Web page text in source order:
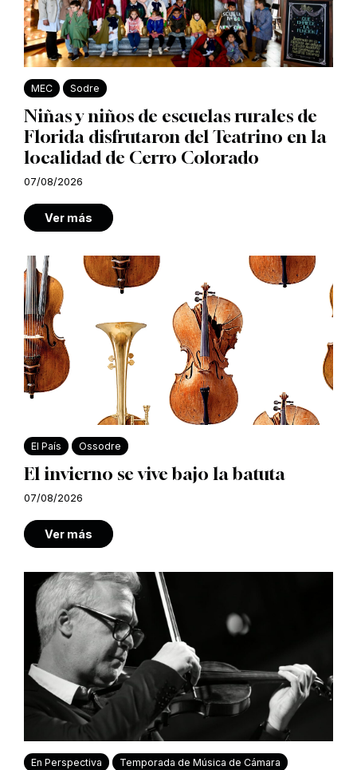
MEC Sodre
Niñas y niños de escuelas rurales de
Florida disfrutaron del Teatrino en la
localidad de Cerro Colorado
07/08/2026
Ver más
El País Ossodre
El invierno se vive bajo la batuta
07/08/2026
Ver más
En Perspectiva Temporada de Música de Cámara